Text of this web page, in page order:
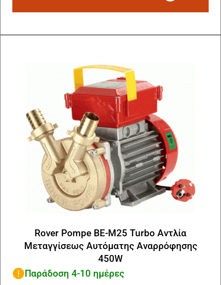
Rover Pompe BE-M25 Turbo Αντλία
Μεταγγίσεως Αυτόματης Αναρρόφησης
450W
Παράδοση 4-10 ημέρες